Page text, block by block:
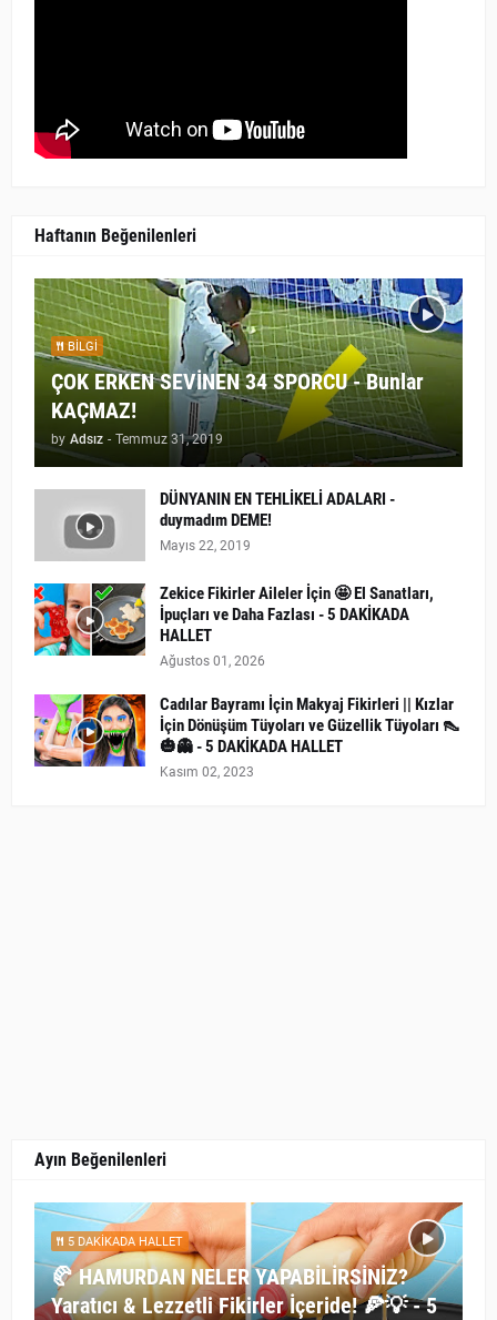
Haftanın Beğenilenleri
BILGI
ÇOK ERKEN SEVİNEN 34 SPORCU - Bunlar
KAÇMAZ!
by Adsız - Temmuz 31, 2019
DÜNYANIN EN TEHLİKELİ ADALARI -
duymadım DEME!
Mayıs 22, 2019
Zekice Fikirler Aileler İçin 🤩 El Sanatları,
İpuçları ve Daha Fazlası - 5 DAKİKADA
HALLET
Ağustos 01, 2026
Cadılar Bayramı İçin Makyaj Fikirleri || Kızlar
İçin Dönüşüm Tüyoları ve Güzellik Tüyoları 👠
🎃👻 - 5 DAKİKADA HALLET
Kasım 02, 2023
Ayın Beğenilenleri
5 DAKİKADA HALLET
🥐 HAMURDAN NELER YAPABİLİRSİNİZ?
Yaratıcı & Lezzetli Fikirler İçeride! 🍕💡 - 5